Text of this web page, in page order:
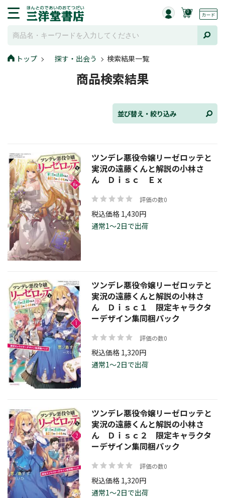
0
トップ 探す・出会う 検索結果一覧
商品検索結果
並び替え・絞り込み
並び替え
在庫状況
価格帯
絞り込む
リセット
ツンデレ悪役令嬢リーゼロッテと
実況の遠藤くんと解説の小林さ
ん Ｄｉｓｃ Ｅｘ
評価の数0
税込価格 1,430円
通常1～2日で出荷
ツンデレ悪役令嬢リーゼロッテと
実況の遠藤くんと解説の小林さ
ん Ｄｉｓｃ１ 限定キャラクタ
ーデザイン集同梱パック
評価の数0
税込価格 1,320円
通常1～2日で出荷
ツンデレ悪役令嬢リーゼロッテと
実況の遠藤くんと解説の小林さ
ん Ｄｉｓｃ２ 限定キャラクタ
ーデザイン集同梱パック
評価の数0
税込価格 1,320円
通常1～2日で出荷